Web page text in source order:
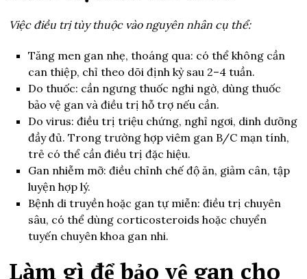
Việc điều trị tùy thuộc vào nguyên nhân cụ thể:
Tăng men gan nhẹ, thoáng qua: có thể không cần
can thiệp, chỉ theo dõi định kỳ sau 2–4 tuần.
Do thuốc: cần ngưng thuốc nghi ngờ, dùng thuốc
bảo vệ gan và điều trị hỗ trợ nếu cần.
Do virus: điều trị triệu chứng, nghỉ ngơi, dinh dưỡng
đầy đủ. Trong trường hợp viêm gan B/C mạn tính,
trẻ có thể cần điều trị đặc hiệu.
Gan nhiễm mỡ: điều chỉnh chế độ ăn, giảm cân, tập
luyện hợp lý.
Bệnh di truyền hoặc gan tự miễn: điều trị chuyên
sâu, có thể dùng corticosteroids hoặc chuyển
tuyến chuyên khoa gan nhi.
Làm gì để bảo vệ gan cho